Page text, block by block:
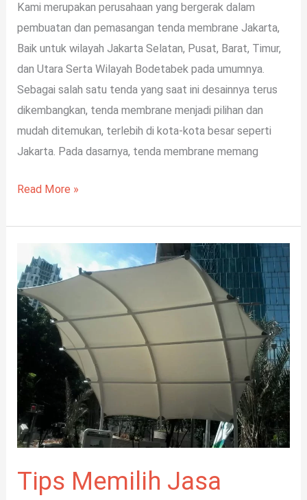
Kami merupakan perusahaan yang bergerak dalam
pembuatan dan pemasangan tenda membrane Jakarta,
Baik untuk wilayah Jakarta Selatan, Pusat, Barat, Timur,
dan Utara Serta Wilayah Bodetabek pada umumnya.
Sebagai salah satu tenda yang saat ini desainnya terus
dikembangkan, tenda membrane menjadi pilihan dan
mudah ditemukan, terlebih di kota-kota besar seperti
Jakarta. Pada dasarnya, tenda membrane memang
Read More »
Tips Memilih Jasa
Memilih
Jasa
Pembuatan
Tenda